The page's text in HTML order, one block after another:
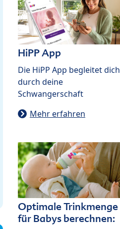
HiPP App
Die HiPP App begleitet dich
durch deine
Schwangerschaft
Mehr erfahren
Optimale Trinkmenge
für Babys berechnen: